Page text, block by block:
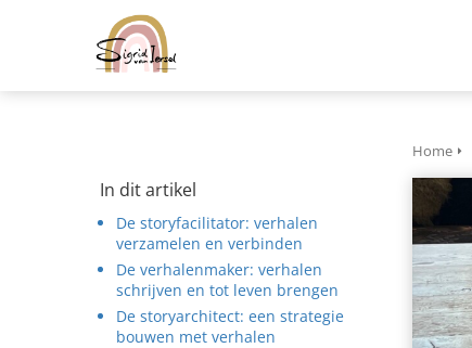
In dit artikel
De storyfacilitator: verhalen
verzamelen en verbinden
De verhalenmaker: verhalen
schrijven en tot leven brengen
De storyarchitect: een strategie
bouwen met verhalen
Home